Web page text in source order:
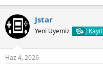
Ek olarak zamanla sistem aşırı
ve mümkünse dolaylı yoldan
Jstar
Yeni Üyemiz
Haz 4, 2026